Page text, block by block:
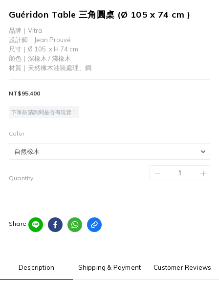
Guéridon Table 三角圓桌 (Ø 105 x 74 cm )
品牌｜Vitra
設計師｜Jean Prouvé
尺寸｜Ø 105  x H 74 cm
顏色｜深橡木 / 淺橡木
材質｜天然橡木油裝處理、鋼
NT$95,400
下單前請詢問是否有現貨！
Color
Quantity
Share
Description Shipping & Payment Customer Reviews